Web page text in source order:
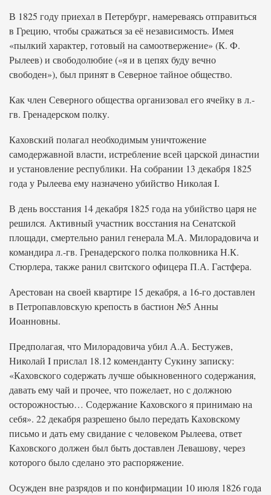
В 1825 году приехал в Петербург, намереваясь отправиться
в Грецию, чтобы сражаться за её независимость. Имея
«пылкий характер, готовый на самоотвержение» (К. Ф.
Рылеев) и свободолюбие («я и в цепях буду вечно
свободен»), был принят в Северное тайное общество.
Как член Северного общества организовал его ячейку в л.-
гв. Гренадерском полку.
Каховский полагал необходимым уничтожение
самодержавной власти, истребление всей царской династии
и установление республики. На собрании 13 декабря 1825
года у Рылеева ему назначено убийство Николая I.
В день восстания 14 декабря 1825 года на убийство царя не
решился. Активный участник восстания на Сенатской
площади, смертельно ранил генерала М.А. Милорадовича и
командира л.-гв. Гренадерского полка полковника Н.К.
Стюрлера, также ранил свитского офицера П.А. Гастфера.
Арестован на своей квартире 15 декабря, а 16-го доставлен
в Петропавловскую крепость в бастион №5 Анны
Иоанновны.
Предполагая, что Милорадовича убил А.А. Бестужев,
Николай I прислал 18.12 коменданту Сукину записку:
«Каховского содержать лучше обыкновенного содержания,
давать ему чай и прочее, что пожелает, но с должною
осторожностью… Содержание Каховского я принимаю на
себя». 22 декабря разрешено было передать Каховскому
письмо и дать ему свидание с человеком Рылеева, ответ
Каховского должен был быть доставлен Левашову, через
которого было сделано это распоряжение.
Осужден вне разрядов и по конфирмации 10 июля 1826 года